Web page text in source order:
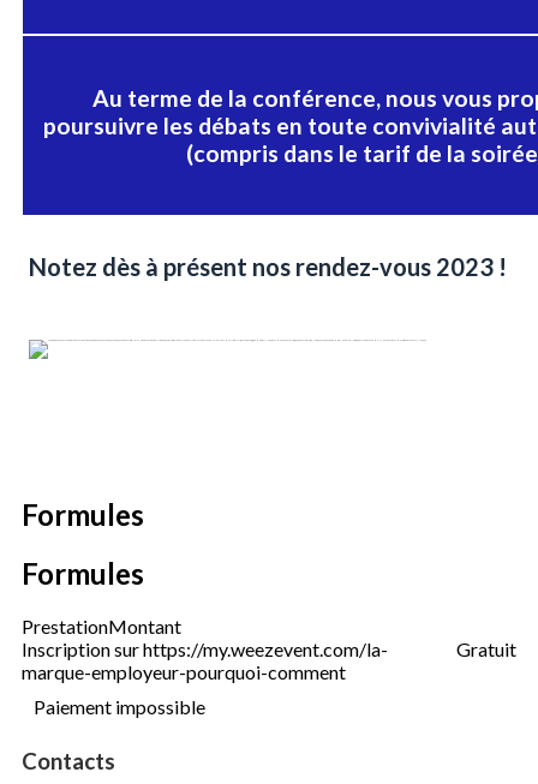
Au terme de la conférence, nous vous
poursuivre les débats en toute convivialité
(compris dans le tarif de la
Notez dès à présent nos rendez-vous 2023 !
Formules
Formules
PrestationMontant
Inscription sur https://my.weezevent.com/la-
marque-employeur-pourquoi-comment
Gratuit
Paiement impossible
Contacts